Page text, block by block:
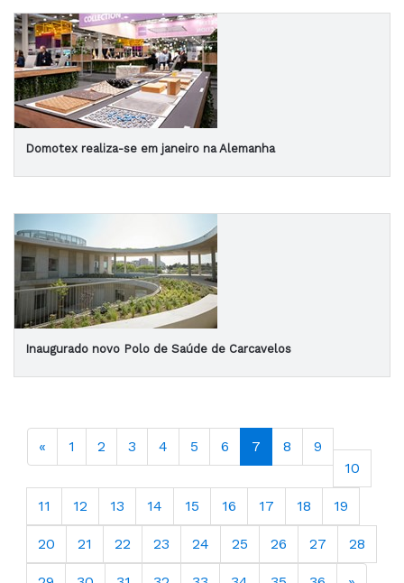
Domotex realiza-se em janeiro na Alemanha
Inaugurado novo Polo de Saúde de Carcavelos
« 1 2 3 4 5 6 7 8
9
10
11 12 13 14 15 16 17 18 19
20 21 22 23 24 25 26 27 28